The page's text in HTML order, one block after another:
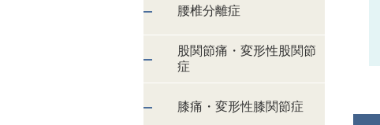
腰椎分離症
股関節痛・変形性股関節
症
膝痛・変形性膝関節症